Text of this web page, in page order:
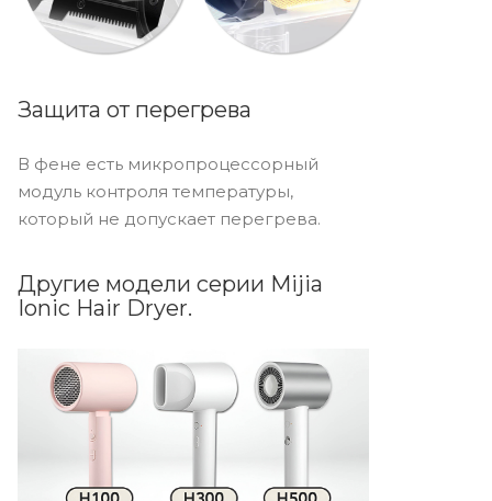
Защита от перегрева
В фене есть микропроцессорный
модуль контроля температуры,
который не допускает перегрева.
Другие модели серии Mijia
Ionic Hair Dryer.